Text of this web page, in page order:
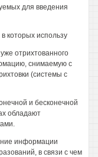
для введения
которых использу
отрихтованного
снимаемую с
(системы с
и бесконечной
обладают
информации
в связи с чем